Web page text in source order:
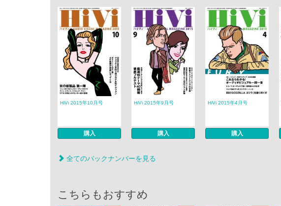
HiVi 2015年10月号
購入
HiVi 2015年9月号
購入
HiVi 2015年4月号
購入
全てのバックナンバーを見る
こちらもおすすめ